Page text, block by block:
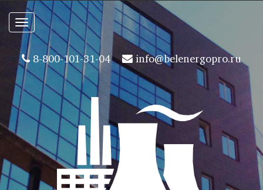
Toggle
navigation
8-800-101-31-04 info@belenergopro.ru